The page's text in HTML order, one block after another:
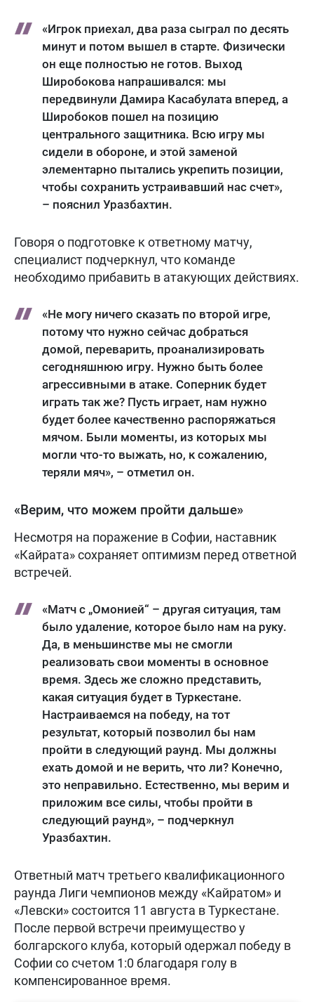
«Игрок приехал, два раза сыграл по десять
минут и потом вышел в старте. Физически
он еще полностью не готов. Выход
Широбокова напрашивался: мы
передвинули Дамира Касабулата вперед, а
Широбоков пошел на позицию
центрального защитника. Всю игру мы
сидели в обороне, и этой заменой
элементарно пытались укрепить позиции,
чтобы сохранить устраивавший нас счет»,
– пояснил Уразбахтин.
Говоря о подготовке к ответному матчу,
специалист подчеркнул, что команде
необходимо прибавить в атакующих действиях.
«Не могу ничего сказать по второй игре,
потому что нужно сейчас добраться
домой, переварить, проанализировать
сегодняшнюю игру. Нужно быть более
агрессивными в атаке. Соперник будет
играть так же? Пусть играет, нам нужно
будет более качественно распоряжаться
мячом. Были моменты, из которых мы
могли что-то выжать, но, к сожалению,
теряли мяч», – отметил он.
«Верим, что можем пройти дальше»
Несмотря на поражение в Софии, наставник
«Кайрата» сохраняет оптимизм перед ответной
встречей.
«Матч с „Омонией“ – другая ситуация, там
было удаление, которое было нам на руку.
Да, в меньшинстве мы не смогли
реализовать свои моменты в основное
время. Здесь же сложно представить,
какая ситуация будет в Туркестане.
Настраиваемся на победу, на тот
результат, который позволил бы нам
пройти в следующий раунд. Мы должны
ехать домой и не верить, что ли? Конечно,
это неправильно. Естественно, мы верим и
приложим все силы, чтобы пройти в
следующий раунд», – подчеркнул
Уразбахтин.
Ответный матч третьего квалификационного
раунда Лиги чемпионов между «Кайратом» и
«Левски» состоится 11 августа в Туркестане.
После первой встречи преимущество у
болгарского клуба, который одержал победу в
Софии со счетом 1:0 благодаря голу в
компенсированное время.